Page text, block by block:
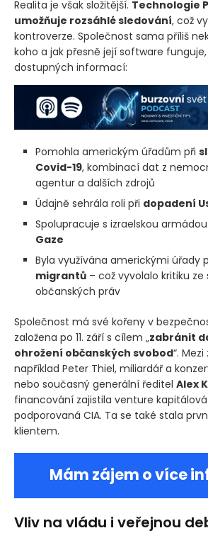
Realita je však složitější. Technologie
umožňuje rozsáhlé sledování, což
kontroverze. Společnost sama příliš
koho a jak přesně její software
dostupných informací:
Pomohla americkým úřadům při
Covid-19, kombinací dat z
agentur a dalších zdrojů
Údajně sehrála roli při dopadení
Spolupracuje s izraelskou
Gaze
Byla využívána americkými úřady
migrantů – což vyvolalo kritiku
občanských práv
Společnost má své kořeny v
založena po 11. září s cílem „zabránit
ohrožení občanských svobod“.
například Peter Thiel, miliardář a
nebo současný generální ředitel Alex
financování zajistila venture
podporovaná CIA. Ta se také stala
klientem.
Mám zájem o více
Vliv na vládu i veřejnou